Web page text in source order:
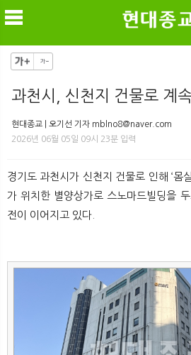
과천시, 신천지 건물로 계속
현대종교 | 오기선 기자 mblno8@naver.com
2026년 06월 05일 09시 23분 입력
경기도 과천시가 신천지 건물로 인해 ‘몸
가 위치한 별양상가로 스노마드빌딩을
전이 이어지고 있다.